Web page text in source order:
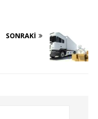
SONRAKI